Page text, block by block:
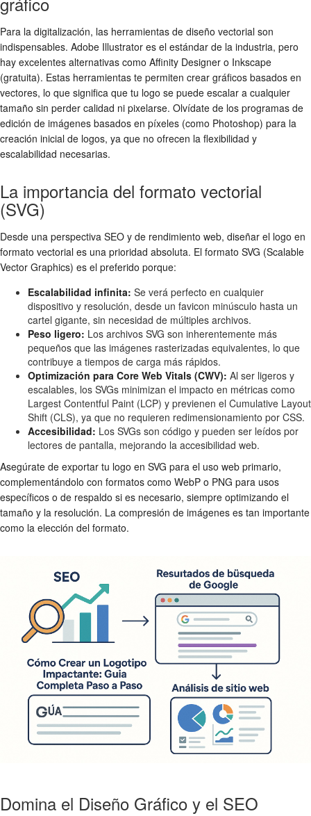
Para la digitalización, las herramientas de diseño vectorial son
indispensables. Adobe Illustrator es el estándar de la industria, pero
hay excelentes alternativas como Affinity Designer o Inkscape
(gratuita). Estas herramientas te permiten crear gráficos basados en
vectores, lo que significa que tu logo se puede escalar a cualquier
tamaño sin perder calidad ni pixelarse. Olvídate de los programas de
edición de imágenes basados en píxeles (como Photoshop) para la
creación inicial de logos, ya que no ofrecen la flexibilidad y
escalabilidad necesarias.
La importancia del formato vectorial
(SVG)
Desde una perspectiva SEO y de rendimiento web, diseñar el logo en
formato vectorial es una prioridad absoluta. El formato SVG (Scalable
Vector Graphics) es el preferido porque:
Escalabilidad infinita: Se verá perfecto en cualquier
dispositivo y resolución, desde un favicon minúsculo hasta un
cartel gigante, sin necesidad de múltiples archivos.
Peso ligero: Los archivos SVG son inherentemente más
pequeños que las imágenes rasterizadas equivalentes, lo que
contribuye a tiempos de carga más rápidos.
Optimización para Core Web Vitals (CWV): Al ser ligeros y
escalables, los SVGs minimizan el impacto en métricas como
Largest Contentful Paint (LCP) y previenen el Cumulative Layout
Shift (CLS), ya que no requieren redimensionamiento por CSS.
Accesibilidad: Los SVGs son código y pueden ser leídos por
lectores de pantalla, mejorando la accesibilidad web.
Asegúrate de exportar tu logo en SVG para el uso web primario,
complementándolo con formatos como WebP o PNG para usos
específicos o de respaldo si es necesario, siempre optimizando el
tamaño y la resolución. La compresión de imágenes es tan importante
como la elección del formato.
Domina el Diseño Gráfico y el SEO